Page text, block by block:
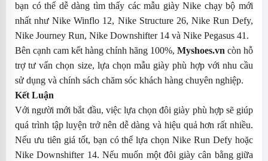
bạn có thể dễ dàng tìm thấy các mẫu giày Nike chạy bộ mới
nhất như Nike Winflo 12, Nike Structure 26, Nike Run Defy,
Nike Journey Run, Nike Downshifter 14 và Nike Pegasus 41.
Bên cạnh cam kết hàng chính hãng 100%, Myshoes.vn còn hỗ
trợ tư vấn chọn size, lựa chọn mẫu giày phù hợp với nhu cầu
sử dụng và chính sách chăm sóc khách hàng chuyên nghiệp.
Kết Luận
Với người mới bắt đầu, việc lựa chọn đôi giày phù hợp sẽ giúp
quá trình tập luyện trở nên dễ dàng và hiệu quả hơn rất nhiều.
Nếu ưu tiên giá tốt, bạn có thể lựa chọn Nike Run Defy hoặc
Nike Downshifter 14. Nếu muốn một đôi giày cân bằng giữa